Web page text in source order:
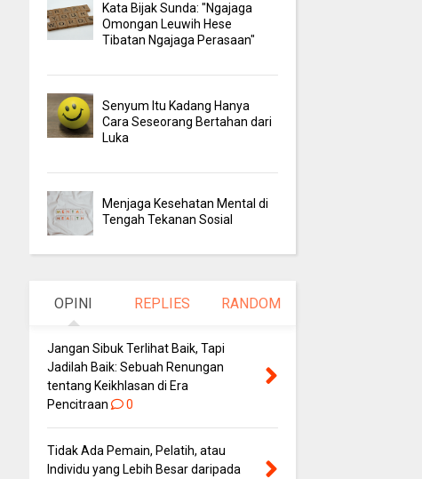
Kata Bijak Sunda: "Ngajaga
Omongan Leuwih Hese
Tibatan Ngajaga Perasaan"
Senyum Itu Kadang Hanya
Cara Seseorang Bertahan dari
Luka
Menjaga Kesehatan Mental di
Tengah Tekanan Sosial
OPINI REPLIES RANDOM
Jangan Sibuk Terlihat Baik, Tapi
Jadilah Baik: Sebuah Renungan
tentang Keikhlasan di Era
Pencitraan
0
Tidak Ada Pemain, Pelatih, atau
Individu yang Lebih Besar daripada